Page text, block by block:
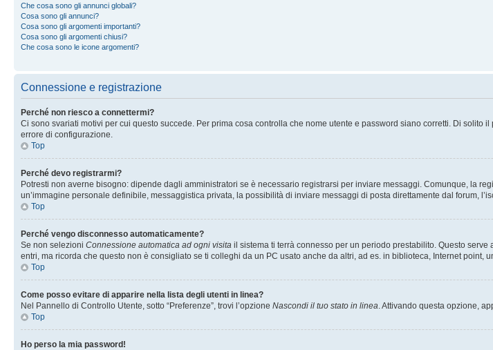
Che cosa sono gli annunci globali?
Cosa sono gli annunci?
Cosa sono gli argomenti importanti?
Cosa sono gli argomenti chiusi?
Che cosa sono le icone argomenti?
Connessione e registrazione
Perché non riesco a connettermi?
Ci sono svariati motivi per cui questo succede. Per prima cosa controlla che nome utente e password siano corretti. Di
errore di configurazione.
Top
Perché devo registrarmi?
Potresti non averne bisogno: dipende dagli amministratori se è necessario registrarsi per inviare messaggi. Comunque, la
un’immagine personale definibile, messaggistica privata, la possibilità di inviare messaggi di posta direttamente dal forum,
Top
Perché vengo disconnesso automaticamente?
Se non selezioni Connessione automatica ad ogni visita il sistema ti terrà connesso per un periodo prestabilito. Questo
entri, ma ricorda che questo non è consigliato se ti colleghi da un PC usato anche da altri, ad es. in biblioteca, Internet
Top
Come posso evitare di apparire nella lista degli utenti in linea?
Nel Pannello di Controllo Utente, sotto “Preferenze”, trovi l’opzione Nascondi il tuo stato in linea. Attivando questa opzione,
Top
Ho perso la mia password!